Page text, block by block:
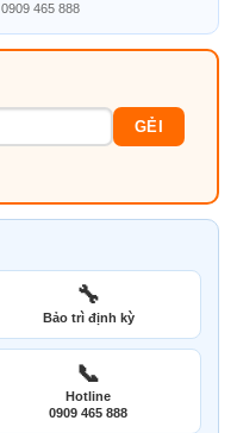
0909 465 888
GẺI
🔧
Bảo trì định kỳ
📞
Hotline
0909 465 888